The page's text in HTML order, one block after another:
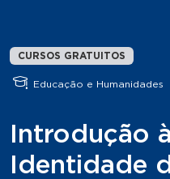
CURSOS GRATUITOS
Educação e Humanidades
Introdução
Identidade